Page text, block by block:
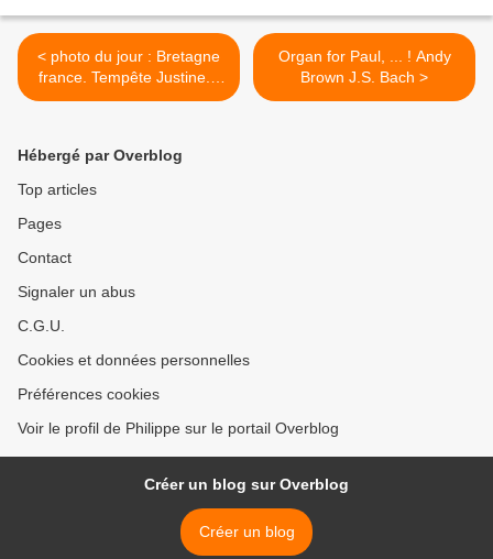
< photo du jour : Bretagne
france. Tempête Justine. "
Et Dieu vit que cela était
Organ for Paul, ... ! Andy
Brown J.S. Bach >
Hébergé par Overblog
Top articles
Pages
Contact
Signaler un abus
C.G.U.
Cookies et données personnelles
Préférences cookies
Voir le profil de Philippe sur le portail Overblog
Créer un blog sur Overblog
Créer un blog